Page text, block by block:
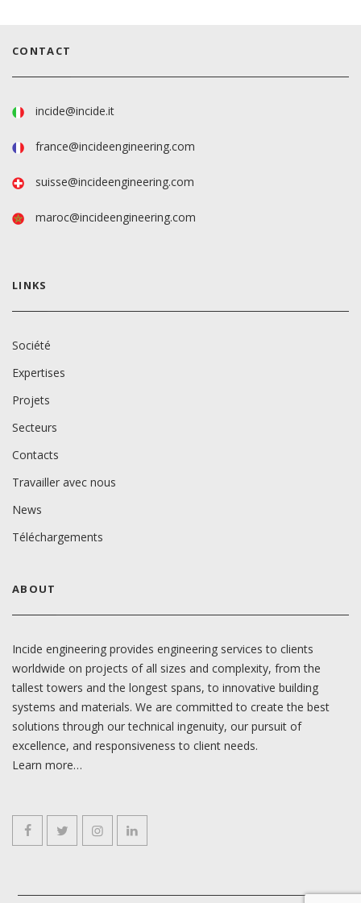
CONTACT
incide@incide.it
france@incideengineering.com
suisse@incideengineering.com
maroc@incideengineering.com
LINKS
Société
Expertises
Projets
Secteurs
Contacts
Travailler avec nous
News
Téléchargements
ABOUT
Incide engineering provides engineering services to clients
worldwide on projects of all sizes and complexity, from the
tallest towers and the longest spans, to innovative building
systems and materials. We are committed to create the best
solutions through our technical ingenuity, our pursuit of
excellence, and responsiveness to client needs.
Learn more…